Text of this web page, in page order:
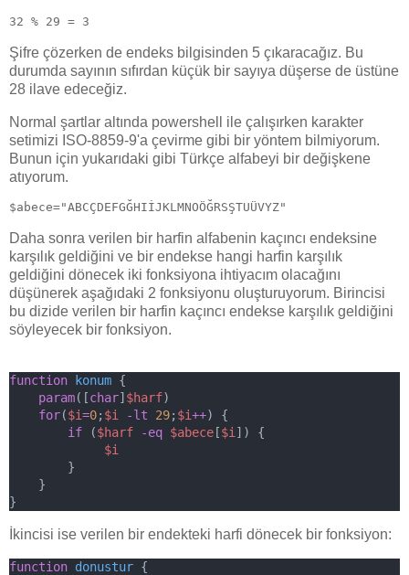
32 % 29 = 3
Şifre çözerken de endeks bilgisinden 5 çıkaracağız. Bu
durumda sayının sıfırdan küçük bir sayıya düşerse de üstüne
28 ilave edeceğiz.
Normal şartlar altında powershell ile çalışırken karakter
setimizi ISO-8859-9'a çevirme gibi bir yöntem bilmiyorum.
Bunun için yukarıdaki gibi Türkçe alfabeyi bir değişkene
atıyorum.
$abece="ABCÇDEFGĞHIİJKLMNOÖĞRSŞTUÜVYZ"
Daha sonra verilen bir harfin alfabenin kaçıncı endeksine
karşılık geldiğini ve bir endekse hangi harfin karşılık
geldiğini dönecek iki fonksiyona ihtiyacım olacağını
düşünerek aşağıdaki 2 fonksiyonu oluşturuyorum. Birincisi
bu dizide verilen bir harfin kaçıncı endekse karşılık geldiğini
söyleyecek bir fonksiyon.
function konum {
param([char] $harf)
for($i=0; $i -lt 29; $i++) {
if ($harf -eq $abece [$i ]) {
$i
}
}
}
İkincisi ise verilen bir endekteki harfi dönecek bir fonksiyon:
function donustur {